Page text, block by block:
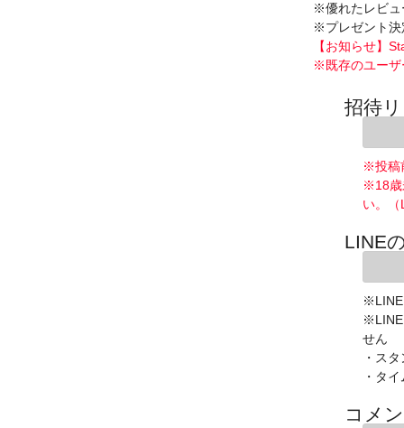
※優れたレビュ
※プレゼント決
【お知らせ】
※既存のユーザ
招待
※投稿
※18歳
い。
LINE
※LINE
※LINE
せん
・ス
・タ
コメ